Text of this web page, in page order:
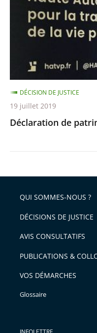
Marine
Déclaration de
DÉCISION DE JUSTICE
19 juillet 2019
QUI SOMMES-NOUS ?
DÉCISIONS DE JUSTICE
AVIS CONSULTATIFS
PUBLICATIONS &
VOS DÉMARCHES
Glossaire